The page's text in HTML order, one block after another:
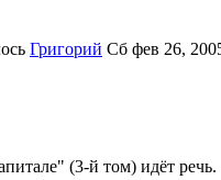
Григорий Сб фев 26,
(3-й том) идёт речь.